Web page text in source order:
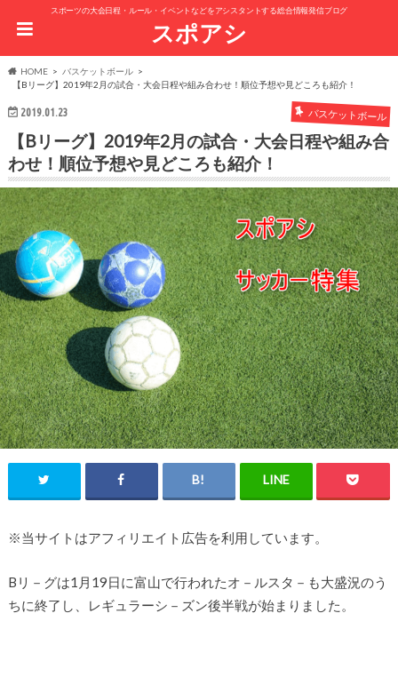
スポーツの大会日程・ルール・イベントなどをアシスタントする総合情報発信ブログ
スポアシ
HOME
バスケットボール
【Bリーグ】2019年2月の試合・大会日程や組み合わせ！順位予想や見どころも紹介！
2019.01.23 バスケットボール
【Bリーグ】2019年2月の試合・大会日程や組み合
わせ！順位予想や見どころも紹介！
※当サイトはアフィリエイト広告を利用しています。
Bリ－グは1月19日に富山で行われたオ－ルスタ－も大盛況のう
ちに終了し、レギュラーシ－ズン後半戦が始まりました。